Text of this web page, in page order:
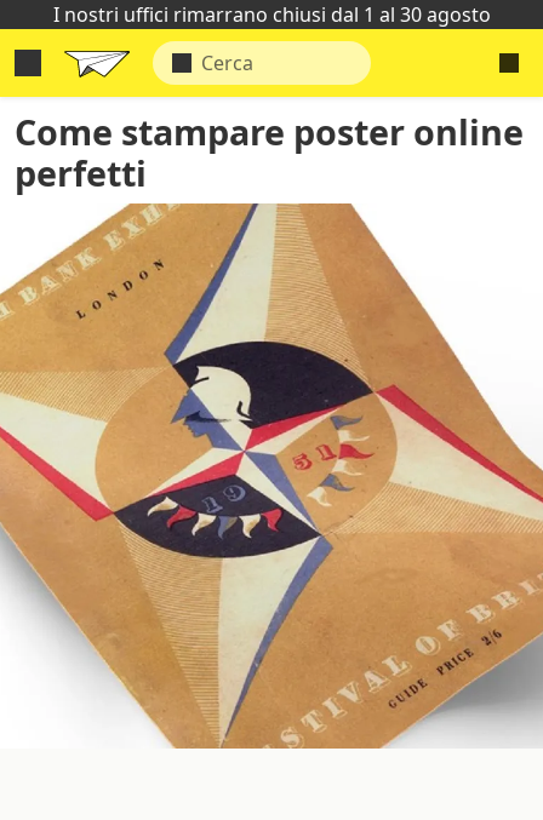
I nostri uffici rimarrano chiusi dal 1 al 30 agosto
Come stampare poster online
perfetti